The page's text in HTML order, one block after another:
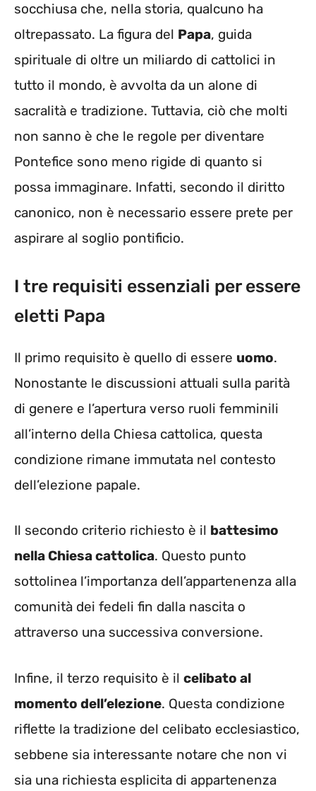
socchiusa che, nella storia, qualcuno ha
oltrepassato. La figura del Papa, guida
spirituale di oltre un miliardo di cattolici in
tutto il mondo, è avvolta da un alone di
sacralità e tradizione. Tuttavia, ciò che molti
non sanno è che le regole per diventare
Pontefice sono meno rigide di quanto si
possa immaginare. Infatti, secondo il diritto
canonico, non è necessario essere prete per
aspirare al soglio pontificio.
I tre requisiti essenziali per essere
eletti Papa
Il primo requisito è quello di essere uomo.
Nonostante le discussioni attuali sulla parità
di genere e l’apertura verso ruoli femminili
all’interno della Chiesa cattolica, questa
condizione rimane immutata nel contesto
dell’elezione papale.
Il secondo criterio richiesto è il battesimo
nella Chiesa cattolica. Questo punto
sottolinea l’importanza dell’appartenenza alla
comunità dei fedeli fin dalla nascita o
attraverso una successiva conversione.
Infine, il terzo requisito è il celibato al
momento dell’elezione. Questa condizione
riflette la tradizione del celibato ecclesiastico,
sebbene sia interessante notare che non vi
sia una richiesta esplicita di appartenenza